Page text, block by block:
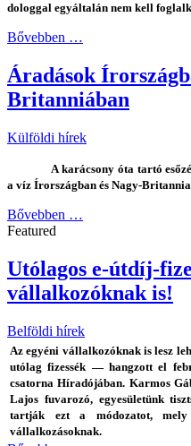
dologgal egyáltalán nem kell
Bővebben …
Áradások
Britanniában
Külföldi hírek
A karácsony óta tartó
a víz Írországban és Nagy-
Bővebben …
Featured
Utólagos e-útdíj-
vállalkozóknak is!
Belföldi hírek
Az egyéni vállalkozóknak is lesz
utólag fizessék — hangzott el
csatorna Híradójában. Karmos
Lajos fuvarozó, egyesületünk
tartják ezt a módozatot,
vállalkozásoknak.